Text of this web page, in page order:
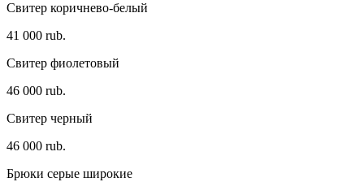
Свитер коричнево-белый
41 000 rub.
Свитер фиолетовый
46 000 rub.
Свитер черный
46 000 rub.
Брюки серые широкие